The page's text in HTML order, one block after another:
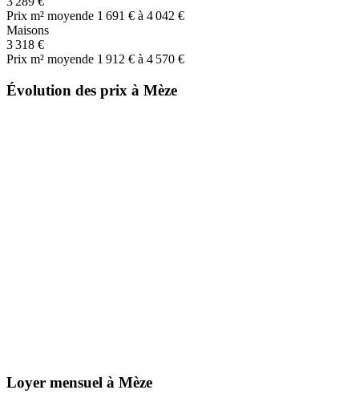
Prix m² moyende 1 691 € à 4 042 €
Maisons
3 318 €
Prix m² moyende 1 912 € à 4 570 €
Évolution des prix à Mèze
Loyer mensuel à Mèze